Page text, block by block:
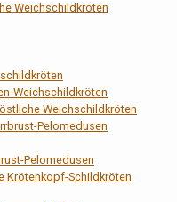
Weichschildkröten
Weichschildkröten
Weichschildkröten
Pelomedusen
Pelomedusen
Krötenkopf-Schildkröten